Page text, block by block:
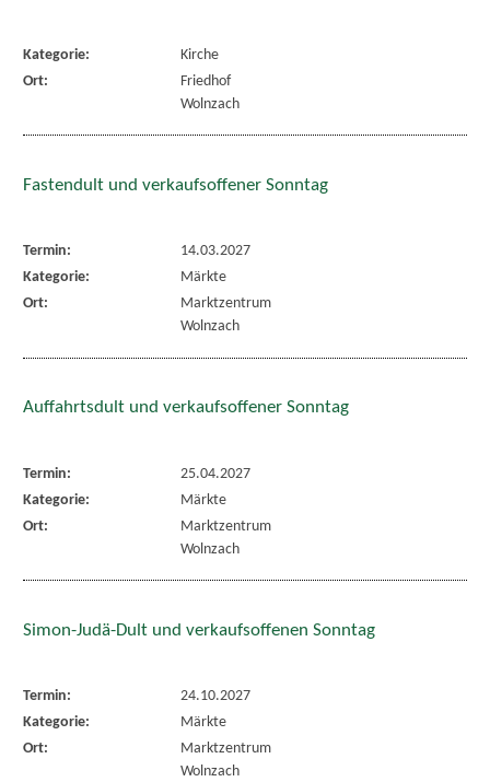
Kategorie:
Kirche
Ort:
Friedhof
Wolnzach
Fastendult und verkaufsoffener Sonntag
Termin:
14.03.2027
Kategorie:
Märkte
Ort:
Marktzentrum
Wolnzach
Auffahrtsdult und verkaufsoffener Sonntag
Termin:
25.04.2027
Kategorie:
Märkte
Ort:
Marktzentrum
Wolnzach
Simon-Judä-Dult und verkaufsoffenen Sonntag
Termin:
24.10.2027
Kategorie:
Märkte
Ort:
Marktzentrum
Wolnzach